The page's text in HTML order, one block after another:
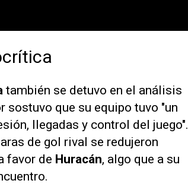
también se detuvo en el análisis
sostuvo que su equipo tuvo "un
llegadas y control del juego".
de gol rival se redujeron
favor de Huracán, algo que a su